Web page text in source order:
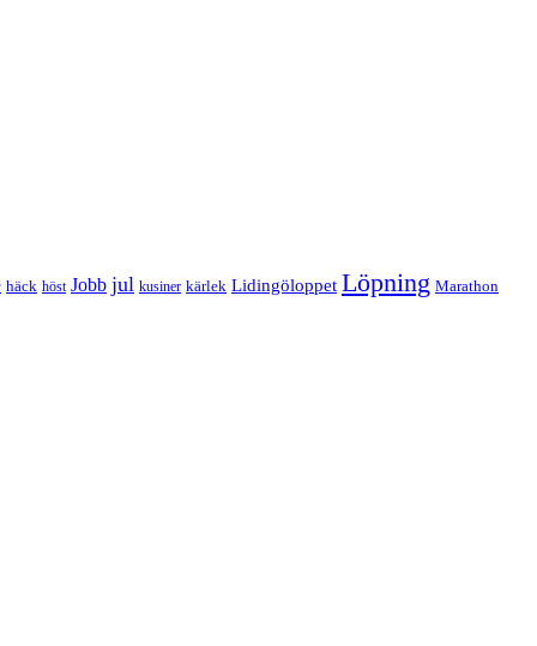
häck höst Jobb jul kusiner kärlek Lidingöloppet Löpning Marathon